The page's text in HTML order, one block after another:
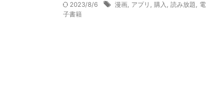
2023/8/6 漫画 アプリ 購入 読み放題
電
子書籍